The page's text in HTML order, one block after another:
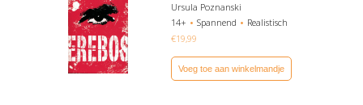
Ursula Poznanski
14+
Spannend
Realistisch
€19,99
Voeg toe aan winkelmandje